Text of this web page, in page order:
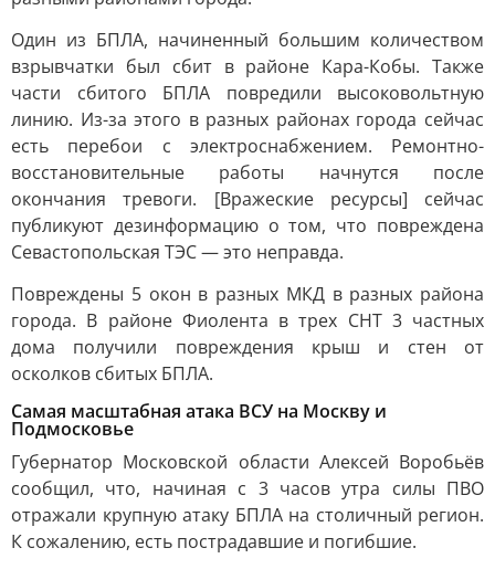
Один из БПЛА, начиненный большим количеством
взрывчатки был сбит в районе Кара-Кобы. Также
части сбитого БПЛА повредили высоковольтную
линию. Из-за этого в разных районах города сейчас
есть перебои с электроснабжением. Ремонтно-
восстановительные работы начнутся после
окончания тревоги. [Вражеские ресурсы] сейчас
публикуют дезинформацию о том, что повреждена
Севастопольская ТЭС — это неправда.
Повреждены 5 окон в разных МКД в разных района
города. В районе Фиолента в трех СНТ 3 частных
дома получили повреждения крыш и стен от
осколков сбитых БПЛА.
Самая масштабная атака ВСУ на Москву и
Подмосковье
Губернатор Московской области Алексей Воробьёв
сообщил, что, начиная с 3 часов утра силы ПВО
отражали крупную атаку БПЛА на столичный регион.
К сожалению, есть пострадавшие и погибшие.